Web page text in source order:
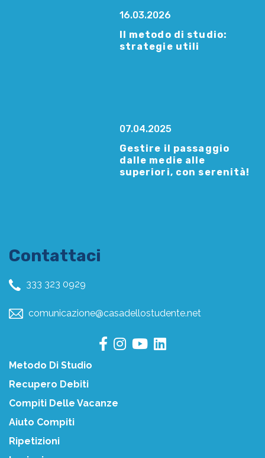
16.03.2026
Il metodo di studio:
strategie utili
07.04.2025
Gestire il passaggio
dalle medie alle
superiori, con serenità!
Contattaci
333 323 0929
comunicazione@casadellostudente.net
Metodo Di Studio
Recupero Debiti
Compiti Delle Vacanze
Aiuto Compiti
Ripetizioni